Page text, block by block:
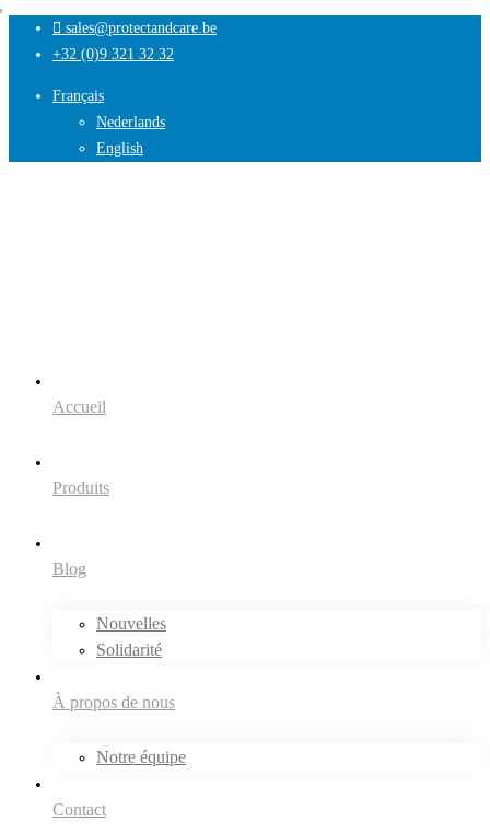
sales@protectandcare.be
+32 (0)9 321 32 32
Français
Nederlands
English
Accueil
Produits
Blog
Nouvelles
Solidarité
À propos de nous
Notre équipe
Contact